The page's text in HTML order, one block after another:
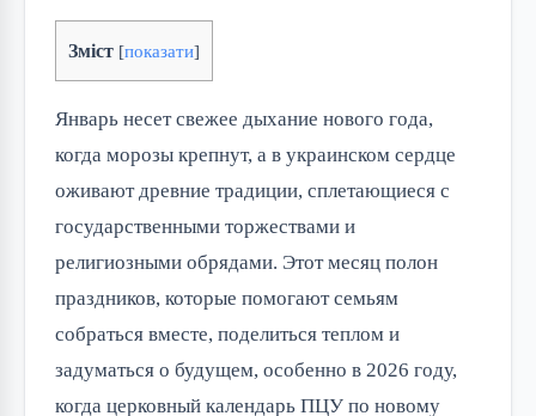
Зміст [показати]
Январь несет свежее дыхание нового года,
когда морозы крепнут, а в украинском сердце
оживают древние традиции, сплетающиеся с
государственными торжествами и
религиозными обрядами. Этот месяц полон
праздников, которые помогают семьям
собраться вместе, поделиться теплом и
задуматься о будущем, особенно в 2026 году,
когда церковный календарь ПЦУ по новому